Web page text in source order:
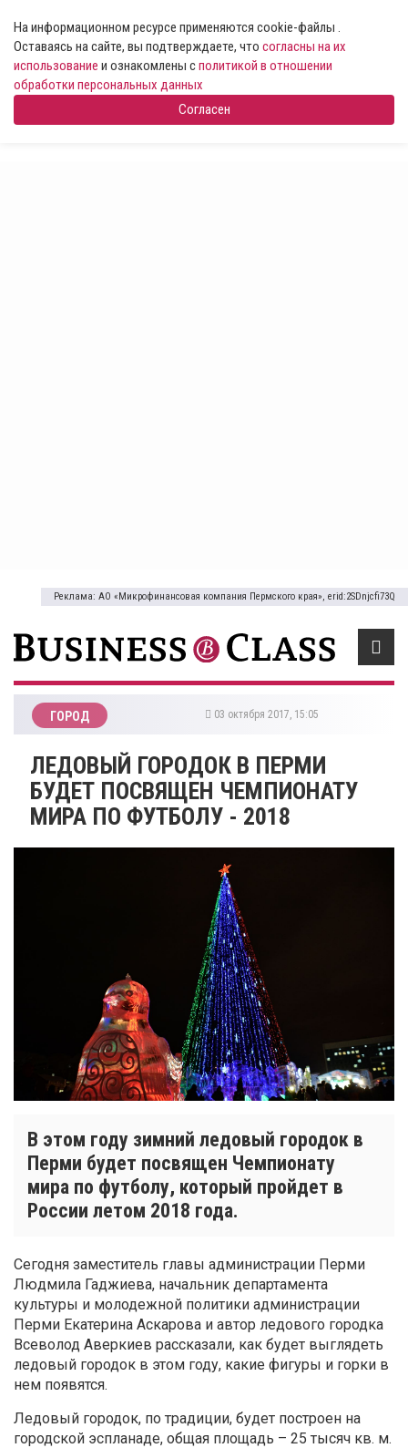
На информационном ресурсе применяются cookie-файлы .
Оставаясь на сайте, вы подтверждаете, что согласны на их
использование и ознакомлены сполитикой в отношении
обработки персональных данных
Согласен
Реклама: АО «Микрофинансовая компания Пермского края», erid:2SDnjcfi73Q
ГОРОД 03 октября 2017, 15:05
ЛЕДОВЫЙ ГОРОДОК В ПЕРМИ
БУДЕТ ПОСВЯЩЕН ЧЕМПИОНАТУ
МИРА ПО ФУТБОЛУ - 2018
В этом году зимний ледовый городок в
Перми будет посвящен Чемпионату
мира по футболу, который пройдет в
России летом 2018 года.
Сегодня заместитель главы администрации Перми
Людмила Гаджиева, начальник департамента
культуры и молодежной политики администрации
Перми Екатерина Аскарова и автор ледового городка
Всеволод Аверкиев рассказали, как будет выглядеть
ледовый городок в этом году, какие фигуры и горки в
нем появятся.
Ледовый городок, по традиции, будет построен на
городской эспланаде, общая площадь – 25 тысяч кв. м.